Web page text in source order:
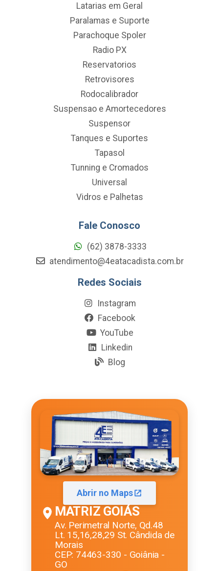
Latarias em Geral
Paralamas e Suporte
Parachoque Spoler
Radio PX
Reservatorios
Retrovisores
Rodocalibrador
Suspensao e Amortecedores
Suspensor
Tanques e Suportes
Tapasol
Tunning e Cromados
Universal
Vidros e Palhetas
Fale Conosco
(62) 3878-3333
atendimento@4eatacadista.com.br
Redes Sociais
Instagram
Facebook
YouTube
Linkedin
Blog
Abrir no Maps
MATRIZ GOIÁS
Av. Perimetral Norte, Qd.48
Lt. 15,16,28,29 St. Cândida de
Morais
CEP: 74463-330 - Goiânia -
GO